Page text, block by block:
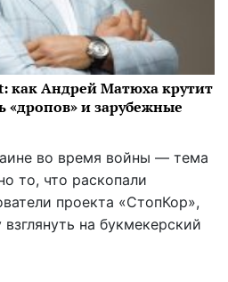
как Андрей Матюха крутит
«дропов» и зарубежные
во время войны — тема
то, что раскопали
проекта «СтопКор»,
на букмекерский